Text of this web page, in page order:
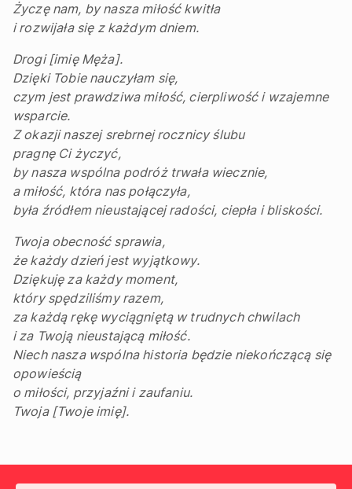
Życzę nam, by nasza miłość kwitła
i rozwijała się z każdym dniem.
Drogi [imię Męża].
Dzięki Tobie nauczyłam się,
czym jest prawdziwa miłość, cierpliwość i wzajemne
wsparcie.
Z okazji naszej srebrnej rocznicy ślubu
pragnę Ci życzyć,
by nasza wspólna podróż trwała wiecznie,
a miłość, która nas połączyła,
była źródłem nieustającej radości, ciepła i bliskości.
Twoja obecność sprawia,
że każdy dzień jest wyjątkowy.
Dziękuję za każdy moment,
który spędziliśmy razem,
za każdą rękę wyciągniętą w trudnych chwilach
i za Twoją nieustającą miłość.
Niech nasza wspólna historia będzie niekończącą się
opowieścią
o miłości, przyjaźni i zaufaniu.
Twoja [Twoje imię].